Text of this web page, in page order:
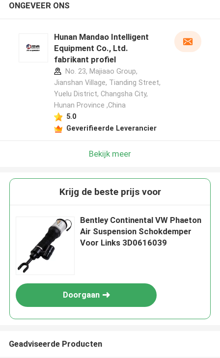
ONGEVEER ONS
Hunan Mandao Intelligent
Equipment Co., Ltd.
fabrikant profiel
No. 23, Majiaao Group,
Jianshan Village, Tianding Street,
Yuelu District, Changsha City,
Hunan Province ,China
5.0
Geverifieerde Leverancier
Bekijk meer
Krijg de beste prijs voor
Bentley Continental VW Phaeton
Air Suspension Schokdemper
Voor Links 3D0616039
Doorgaan
Geadviseerde Producten